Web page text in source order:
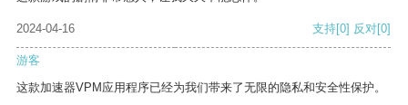
2024-04-16 支持[0] 反对[0]
游客
这款加速器VPM应用程序已经为我们带来了无限的隐私和安全性保护。